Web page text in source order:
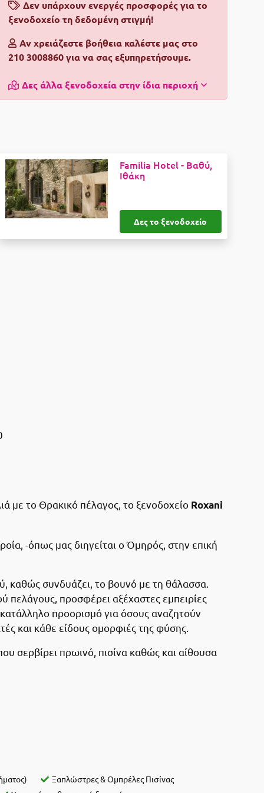
Δεν υπάρχουν ενεργές προσφορές για το
ξενοδοχείο τη δεδομένη στιγμή!
Αν χρειάζεστε βοήθεια καλέστε μας στο
210 3008860 για να σας εξυπηρετήσουμε.
Δες άλλα ξενοδοχεία στην ίδια περιοχή
Familia Hotel - Βαθύ,
Ιθάκη
Δες το ξενοδοχείο
με το Θρακικό πέλαγος, το ξενοδοχείο Roxani
-όπως μας διηγείται ο Όμηρός, στην επική
καθώς συνδυάζει, το βουνό με τη θάλασσα.
προσφέρει αξέχαστες εμπειρίες
προορισμό για όσους αναζητούν
και κάθε είδους ομορφιές της φύσης.
σερβίρει πρωινό, πισίνα καθώς και αίθουσα
Ξαπλώστρες & Ομπρέλες Πισίνας